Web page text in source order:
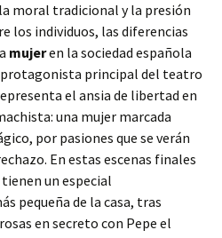
moral tradicional y la presión
los individuos, las diferencias
mujeren la sociedad española
protagonista principal del teatro
el ansia de libertad en
una mujer marcada
por pasiones que se verán
En estas escenas finales
un especial
pequeña de la casa, tras
en secreto con Pepe el